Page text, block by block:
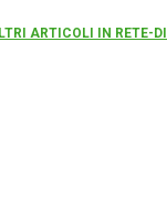
ARTICOLI IN RETE-